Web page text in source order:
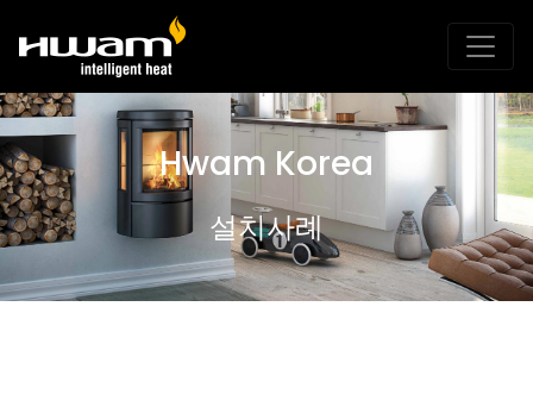
Hwam Korea
설치사례